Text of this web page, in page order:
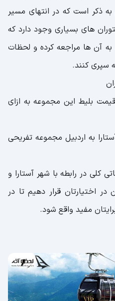
به ذکر است که در انتهای مسیر
های بسیاری وجود دارد که
به آن ها مراجعه کرده و لحظات
سپری کنند.
بلیط این مجموعه به ازای
به اردبیل مجموعه تفریحی
کلی در رابطه با شهر آستارا و
اختیارتان قرار دهیم تا در
مفید واقع شود.